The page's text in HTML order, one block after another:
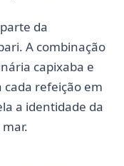
da
A combinação
capixaba e
refeição em
a identidade da